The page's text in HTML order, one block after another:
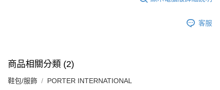
客服
商品相關分類 (2)
鞋包/服飾 PORTER INTERNATIONAL